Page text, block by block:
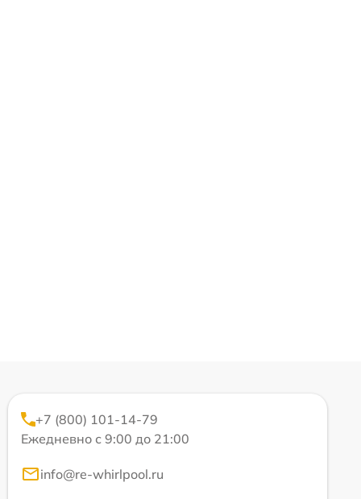
+7 (800) 101-14-79
Ежедневно с 9:00 до 21:00
info@re-whirlpool.ru